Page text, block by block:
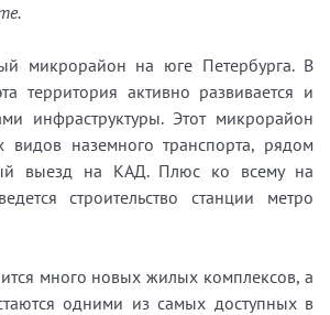
микрорайон на юге Петербурга. В
территория активно развивается и
инфраструктуры. Этот микрорайон
видов наземного транспорта, рядом
выезд на КАД. Плюс ко всему на
строительство станции метро
много новых жилых комплексов, а
одними из самых доступных в